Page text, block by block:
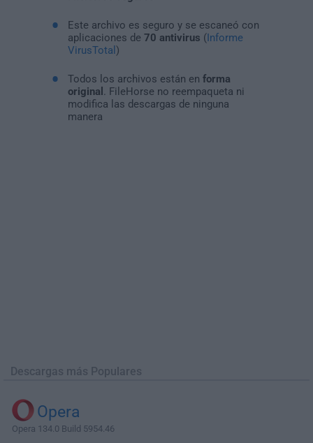
Este archivo es seguro y se escaneó con
aplicaciones de 70 antivirus (Informe
VirusTotal )
Todos los archivos están en forma
original
. FileHorse no reempaqueta ni
modifica las descargas de ninguna
manera
Descargas más Populares
Opera
Opera 134.0 Build 5954.46